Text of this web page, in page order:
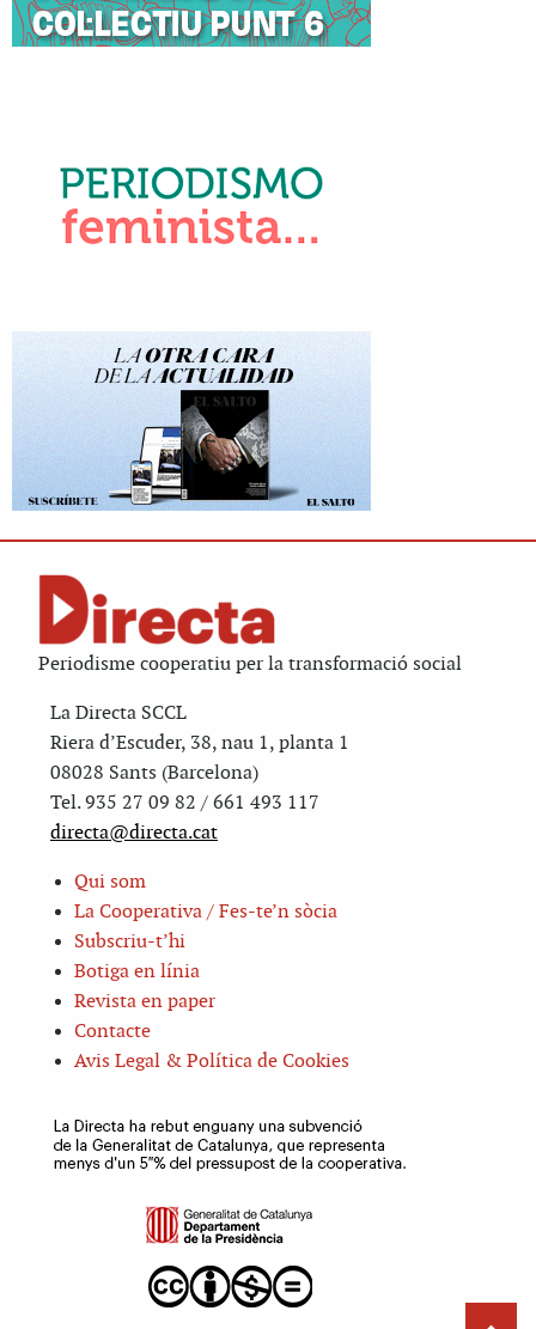
Periodisme cooperatiu per la transformació social
La Directa SCCL
Riera d’Escuder, 38, nau 1, planta 1
08028 Sants (Barcelona)
Tel. 935 27 09 82 / 661 493 117
directa@directa.cat
Qui som
La Cooperativa / Fes-te’n sòcia
Subscriu-t’hi
Botiga en línia
Revista en paper
Contacte
Avis Legal & Política de Cookies